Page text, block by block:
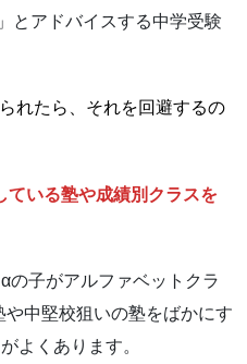
とアドバイスする中学受験
れたら、それを回避するの
ている塾や成績別クラスを
の子がアルファベットクラ
中堅校狙いの塾をばかにす
よくあります。